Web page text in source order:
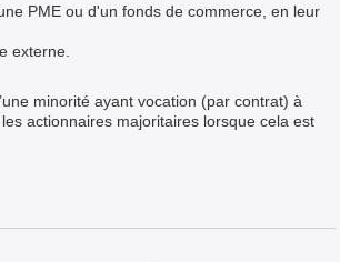
PME ou d'un fonds de commerce, en leur
externe.
minorité ayant vocation (par contrat) à
actionnaires majoritaires lorsque cela est